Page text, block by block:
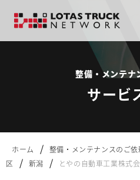
整備・メンテナ
サービ
ホーム / 整備・メンテナンスのご依
区
/ 新潟 / とやの自動車工業株式